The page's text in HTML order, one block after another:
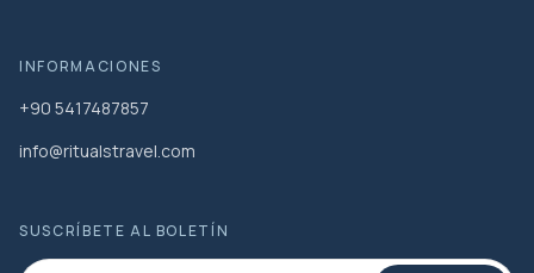
INFORMACIONES
+90 5417487857
info@ritualstravel.com
SUSCRÍBETE AL BOLETÍN